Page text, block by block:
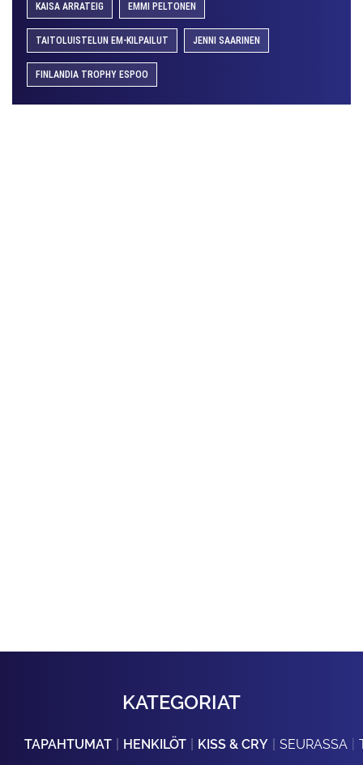
KAISA ARRATEIG EMMI PELTONEN
TAITOLUISTELUN EM-KILPAILUT JENNI SAARINEN
FINLANDIA TROPHY ESPOO
KATEGORIAT
TAPAHTUMAT HENKILÖT KISS & CRY SEURASSA